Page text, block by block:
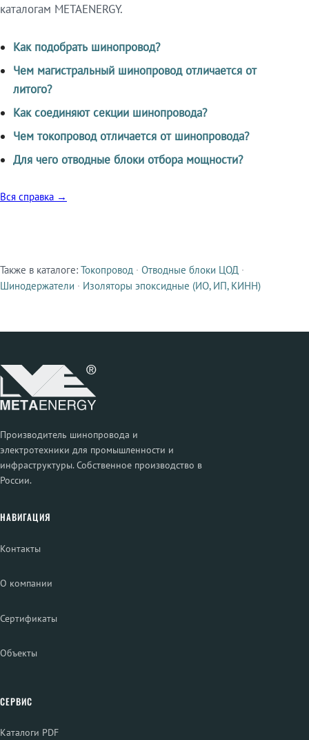
каталогам METAENERGY.
Как подобрать шинопровод?
Чем магистральный шинопровод отличается от
литого?
Как соединяют секции шинопровода?
Чем токопровод отличается от шинопровода?
Для чего отводные блоки отбора мощности?
Вся справка →
Смежные продукты
Также в каталоге: Токопровод · Отводные блоки ЦОД ·
Шинодержатели · Изоляторы эпоксидные (ИО, ИП, КИНН)
Производитель шинопровода и
электротехники для промышленности и
инфраструктуры. Собственное производство в
России.
НАВИГАЦИЯ
Контакты
О компании
Сертификаты
Объекты
СЕРВИС
Каталоги PDF